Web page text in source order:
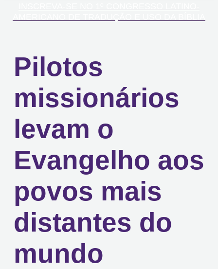
Pilotos
missionários
levam o
Evangelho aos
povos mais
distantes do
mundo